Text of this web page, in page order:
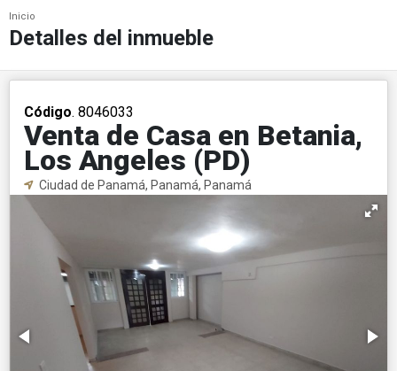
Inicio
Detalles del inmueble
Código. 8046033
Venta de Casa en Betania,
Los Angeles (PD)
Ciudad de Panamá, Panamá, Panamá